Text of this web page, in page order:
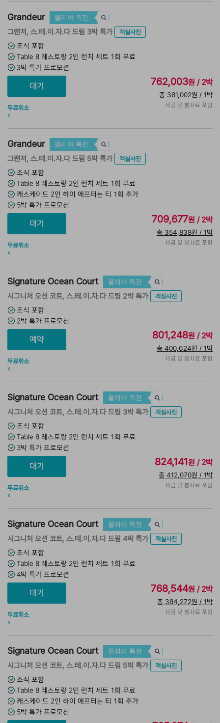
Grandeur 물리아 특전
그랜저, 스.테.이.자.다 드림 3박 특가
객실사진
조식 포함
Table 8 레스토랑 2인 런치 세트 1회 무료
3박 특가 프로모션
무료취소
x
762,003원 / 2박
총 381,002원 / 1박
세금 및 봉사료 포함
Grandeur 물리아 특전
그랜저, 스.테.이.자.다 드림 5박 특가
객실사진
조식 포함
Table 8 레스토랑 2인 런치 세트 1회 무료
캐스케이드 2인 하이 애프터눈 티 1회 추가
5박 특가 프로모션
무료취소
x
709,677원 / 2박
총 354,838원 / 1박
세금 및 봉사료 포함
Signature Ocean Court 물리아 특전
시그니처 오션 코트, 스.테.이.자.다 드림 2박 특가
객실사진
조식 포함
2박 특가 프로모션
무료취소
x
801,248원 / 2박
총 400,624원 / 1박
세금 및 봉사료 포함
Signature Ocean Court 물리아 특전
시그니처 오션 코트, 스.테.이.자.다 드림 3박 특가
객실사진
조식 포함
Table 8 레스토랑 2인 런치 세트 1회 무료
3박 특가 프로모션
무료취소
x
824,141원 / 2박
총 412,070원 / 1박
세금 및 봉사료 포함
Signature Ocean Court 물리아 특전
시그니처 오션 코트, 스.테.이.자.다 드림 4박 특가
객실사진
조식 포함
Table 8 레스토랑 2인 런치 세트 1회 무료
4박 특가 프로모션
무료취소
x
768,544원 / 2박
총 384,272원 / 1박
세금 및 봉사료 포함
Signature Ocean Court 물리아 특전
시그니처 오션 코트, 스.테.이.자.다 드림 5박 특가
객실사진
조식 포함
Table 8 레스토랑 2인 런치 세트 1회 무료
캐스케이드 2인 하이 애프터눈 티 1회 추가
5박 특가 프로모션